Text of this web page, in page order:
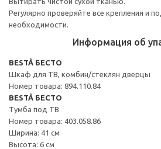
Регулярно проверяйте все крепления и
необходимости.
Информация об
BESTÅ БЕСТО
Шкаф для ТВ, комбин/стеклян дверцы
Номер товара: 894.110.84
BESTÅ БЕСТО
Тумба под ТВ
Номер товара: 403.058.86
Ширина: 41 см
Высота: 6 см